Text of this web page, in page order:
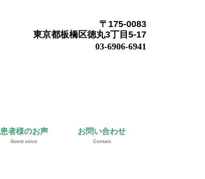
〒175-0083
東京都板橋区徳丸3丁目5-17
03-6906-6941
患者様のお声
Guest voice
お問い合わせ
Contact